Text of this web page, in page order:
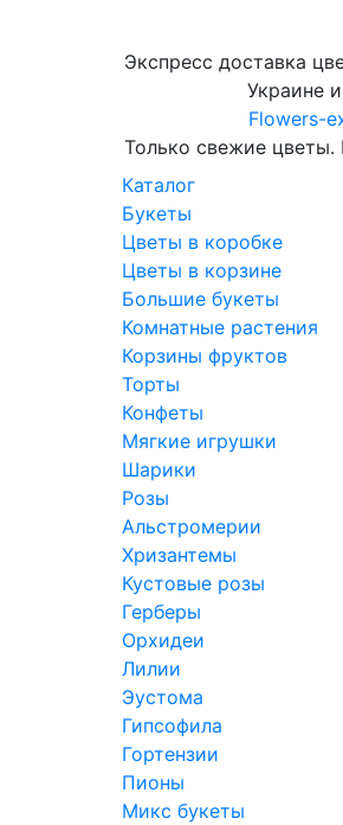
Экспресс доставка
Украине
Flowers-
Только свежие цветы.
Каталог
Букеты
Цветы в коробке
Цветы в корзине
Большие букеты
Комнатные растения
Корзины фруктов
Торты
Конфеты
Мягкие игрушки
Шарики
Розы
Альстромерии
Хризантемы
Кустовые розы
Герберы
Орхидеи
Лилии
Эустома
Гипсофила
Гортензии
Пионы
Микс букеты